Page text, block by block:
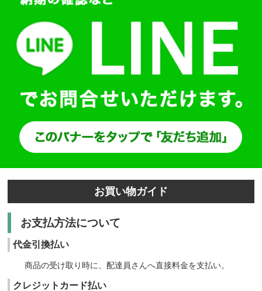
お買い物ガイド
お支払方法について
代金引換払い
商品の受け取り時に、配達員さんへ直接料金を支払い。
クレジットカード払い